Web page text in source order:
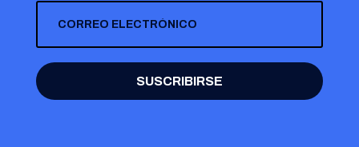
SUSCRIBIRSE